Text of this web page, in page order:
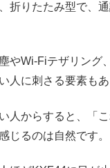
折りたたみ型で、
やWi-Fiテザリング
人に刺さる要素もあ
人からすると、「
じるのは自然です。